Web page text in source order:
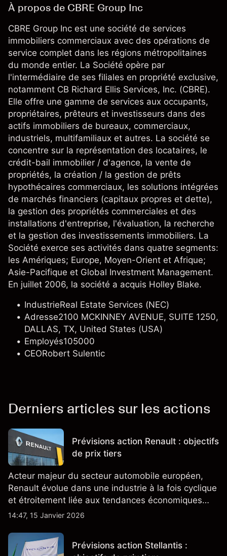
À propos de CBRE Group Inc
CBRE Group Inc est une société de services
immobiliers commerciaux avec des opérations de
service complet dans les régions métropolitaines
du monde entier. La Société opère par
l'intermédiaire de ses filiales en propriété exclusive,
notamment CB Richard Ellis Services, Inc. (CBRE).
Elle offre une gamme de services aux occupants,
propriétaires, prêteurs et investisseurs dans des
actifs immobiliers de bureaux, commerciaux,
industriels, multifamiliaux et autres. La société se
concentre sur la représentation des locataires, le
crédit-bail immobilier / d'agence, la vente de
propriétés, la création / la gestion de prêts
hypothécaires commerciaux, les solutions intégrées
de marchés financiers (capitaux propres et dette),
la gestion des propriétés commerciales et des
installations d'entreprise, l'évaluation, la recherche
et la gestion des investissements immobiliers. La
Société exerce ses activités dans quatre segments:
les Amériques; Europe, Moyen-Orient et Afrique;
Asie-Pacifique et Global Investment Management.
En juillet 2006, la société a acquis Holley Blake.
IndustrieReal Estate Services (NEC)
Adresse2100 MCKINNEY AVENUE, SUITE 1250,
DALLAS, TX, United States (USA)
Employés105000
CEORobert Sulentic
Derniers articles sur les actions
Prévisions action Renault : objectifs
de prix tiers
Acteur majeur du secteur automobile européen,
Renault évolue dans une industrie à la fois cyclique
et étroitement liée aux tendances économiques
générales.
14:47, 15 Janvier 2026
Prévisions action Stellantis :